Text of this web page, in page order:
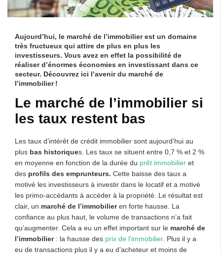
Aujourd’hui, le marché de l’immobilierest un domaine
très fructueux qui attire de plus en plus les
investisseurs. Vous avez en effet la possibilité de
réaliser d’énormes économies en investissant dans ce
secteur. Découvrez ici l’avenir du marché de
l’immobilier !
Le marché de l’immobilier si
les taux restent bas
Les taux d’intérêt de crédit immobilier sont aujourd’hui au
plus bas historiques. Les taux se situent entre 0,7 % et 2 %
en moyenne en fonction de la durée du prêt immobilier et
des profils des emprunteurs. Cette baisse des taux a
motivé les investisseurs à investir dans le locatif et a motivé
les primo-accédants à accéder à la propriété. Le résultat est
clair, un marché de l’immobilieren forte hausse. La
confiance au plus haut, le volume de transactions n’a fait
qu’augmenter. Cela a eu un effet important sur le marché de
l’immobilier: la hausse des prix de l’immobilier. Plus il y a
eu de transactions plus il y a eu d’acheteur et moins de